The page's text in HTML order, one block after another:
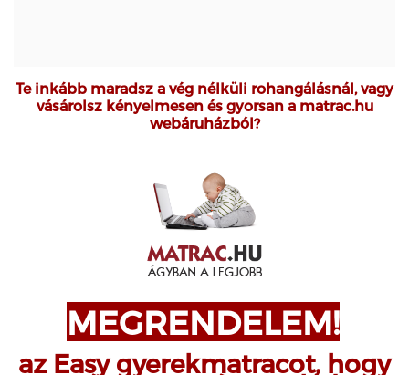
Te inkább maradsz a vég nélküli rohangálásnál, vagy
vásárolsz kényelmesen és gyorsan a matrac.hu
webáruházból?
MEGRENDELEM!
az Easy gyerekmatracot, hogy